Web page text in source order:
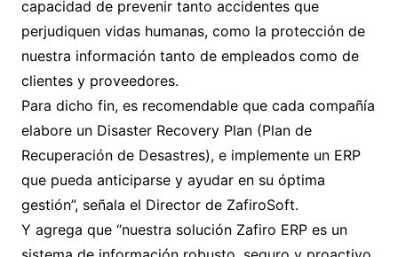
capacidad de prevenir tanto accidentes que
perjudiquen vidas humanas, como la protección de
nuestra información tanto de empleados como de
clientes y proveedores.
Para dicho fin, es recomendable que cada compañía
elabore un Disaster Recovery Plan (Plan de
Recuperación de Desastres), e implemente un ERP
que pueda anticiparse y ayudar en su óptima
gestión”, señala el Director de ZafiroSoft.
Y agrega que “nuestra solución Zafiro ERP es un